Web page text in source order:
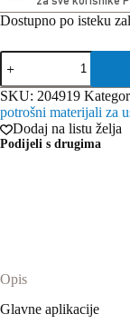
Dostupno po isteku
Festool
Adapter
D32/27
DAG-
AS/CTR
količina
SKU: 204919
potrošni materijali za
Dodaj na listu želja
Podijeli s drugima
Opis
Glavne aplikacije